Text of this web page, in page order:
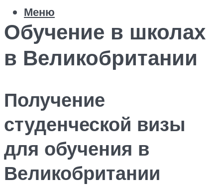
Меню
Обучение в школах
в Великобритании
Получение
студенческой визы
для обучения в
Великобритании